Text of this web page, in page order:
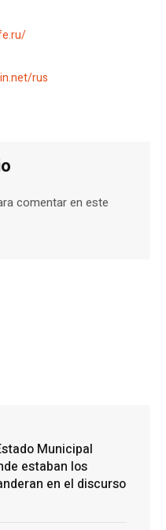
rus
comentar en este
Municipal
estaban los
en el discurso